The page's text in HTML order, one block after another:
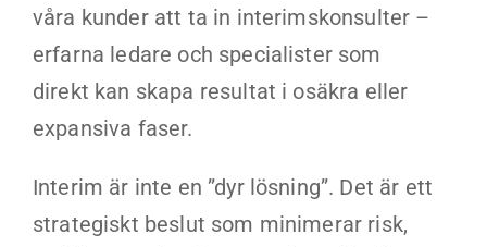
våra kunder att ta in interimskonsulter –
erfarna ledare och specialister som
direkt kan skapa resultat i osäkra eller
expansiva faser.
Interim är inte en ”dyr lösning”. Det är ett
strategiskt beslut som minimerar risk,